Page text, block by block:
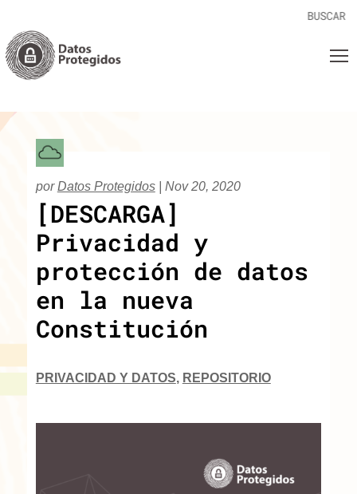
[DESCARGA]
Privacidad y
protección de datos
en la nueva
Constitución
porDatos Protegidos| Nov 20, 2020
PRIVACIDAD Y DATOS, REPOSITORIO